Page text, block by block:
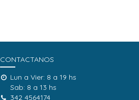
CONTACTANOS
Lun a Vier: 8 a 19 hs
Sab: 8 a 13 hs
342 4564174